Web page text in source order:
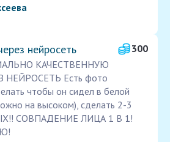
нейросеть
300
КАЧЕСТВЕННУЮ
НЕЙРОСЕТЬ Есть фото
чтобы он сидел в белой
на высоком), сделать 2-3
СОВПАДЕНИЕ ЛИЦА 1 В 1!